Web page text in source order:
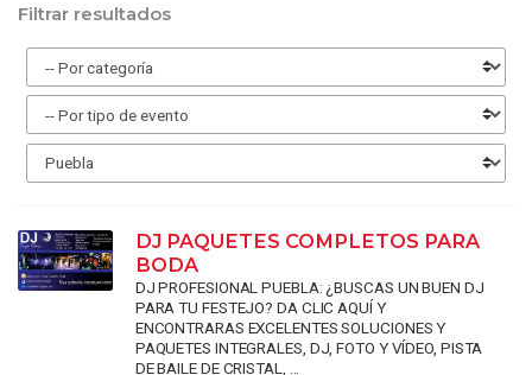
Filtrar resultados
DJ PAQUETES COMPLETOS PARA
BODA
DJ PROFESIONAL PUEBLA: ¿BUSCAS UN BUEN DJ
PARA TU FESTEJO? DA CLIC AQUÍ Y
ENCONTRARAS EXCELENTES SOLUCIONES Y
PAQUETES INTEGRALES, DJ, FOTO Y VÍDEO, PISTA
DE BAILE DE CRISTAL, ...